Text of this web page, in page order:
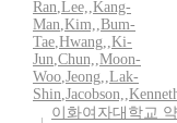
Ran,Lee,,Kang-
Man,Kim,,Bum-
Tae,Hwang,,Ki-
Jun,Chun,,Moon-
Woo,Jeong,,Lak-
Shin,Jacobson,,
이화여자대학교